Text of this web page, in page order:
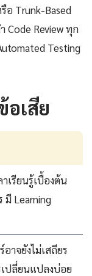
อ Trunk-Based
Code Review ทุก
Testing
เสีย
าเรียนรู้เบื้องต้น
มี Learning
อาจยังไม่เสถียร
ปลี่ยนแปลงบ่อย